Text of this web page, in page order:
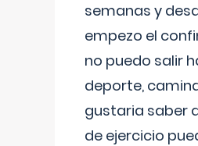
semanas y
empezo el
no puedo salir
deporte,
gustaria saber
de ejercicio